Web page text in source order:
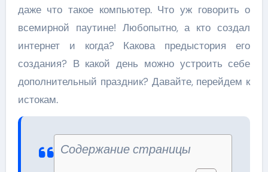
даже что такое компьютер. Что уж говорить о
всемирной паутине! Любопытно, а кто создал
интернет и когда? Какова предыстория его
создания? В какой день можно устроить себе
дополнительный праздник? Давайте, перейдем к
истокам.
Содержание страницы